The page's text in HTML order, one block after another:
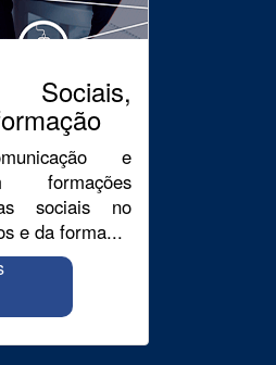
e
formações
sociais no
e da forma...